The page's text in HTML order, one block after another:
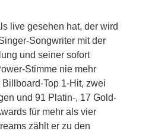
live gesehen hat, der wird
Songwriter mit der
und seiner sofort
Stimme nie mehr
Top 1-Hit, zwei
und 91 Platin-, 17 Gold-
für mehr als vier
zählt er zu den